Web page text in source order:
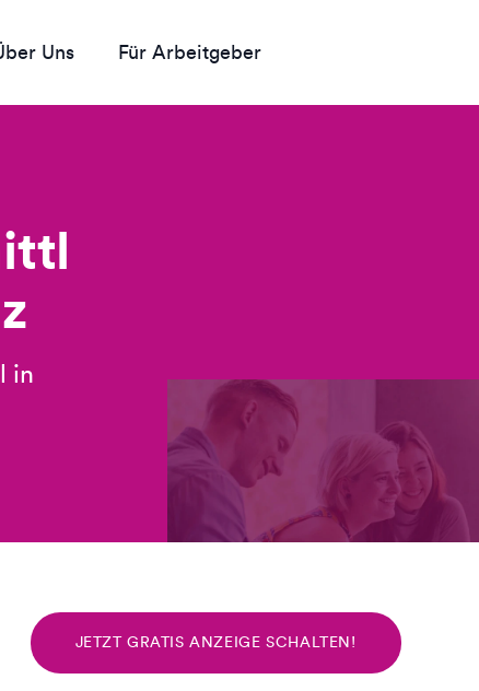
Uns Für Arbeitgeber
in
JETZT GRATIS ANZEIGE SCHALTEN!